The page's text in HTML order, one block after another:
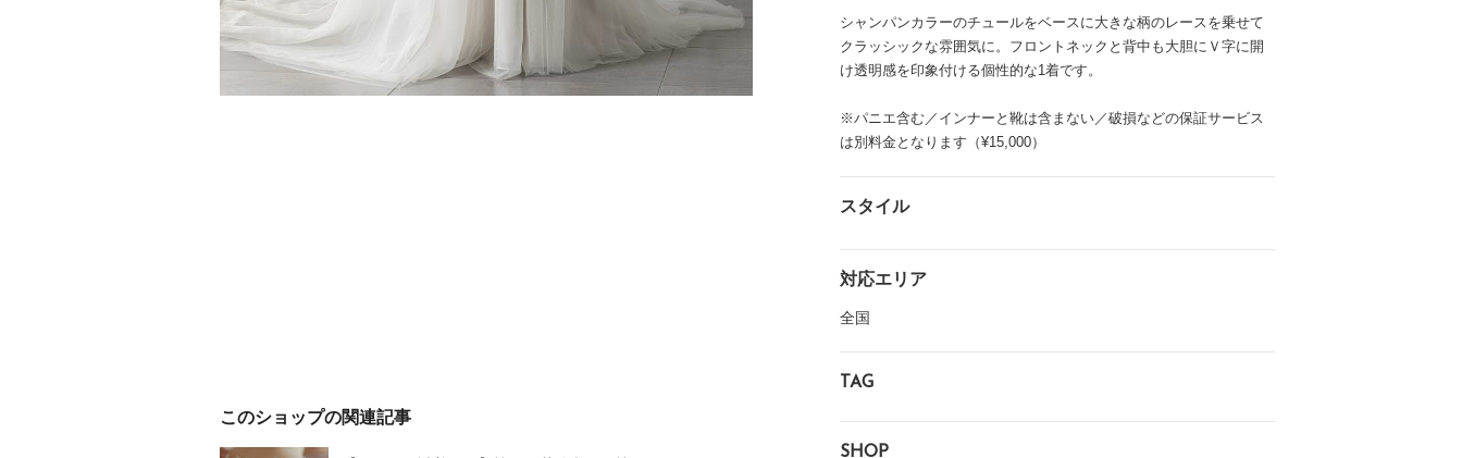
シャンパンカラーのチュールをベースに大きな柄のレースを乗せて
クラッシックな雰囲気に。フロントネックと背中も大胆にＶ字に開
け透明感を印象付ける個性的な1着です。
※パニエ含む／インナーと靴は含まない／破損などの保証サービス
は別料金となります（¥15,000）
スタイル
対応エリア
全国
TAG
SHOP
このショップの関連記事